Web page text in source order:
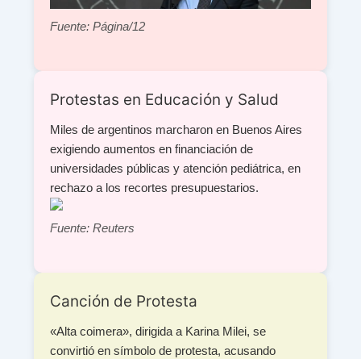
Fuente: Página/12
Protestas en Educación y Salud
Miles de argentinos marcharon en Buenos Aires
exigiendo aumentos en financiación de
universidades públicas y atención pediátrica, en
rechazo a los recortes presupuestarios.
Fuente: Reuters
Canción de Protesta
«Alta coimera», dirigida a Karina Milei, se
convirtió en símbolo de protesta, acusando